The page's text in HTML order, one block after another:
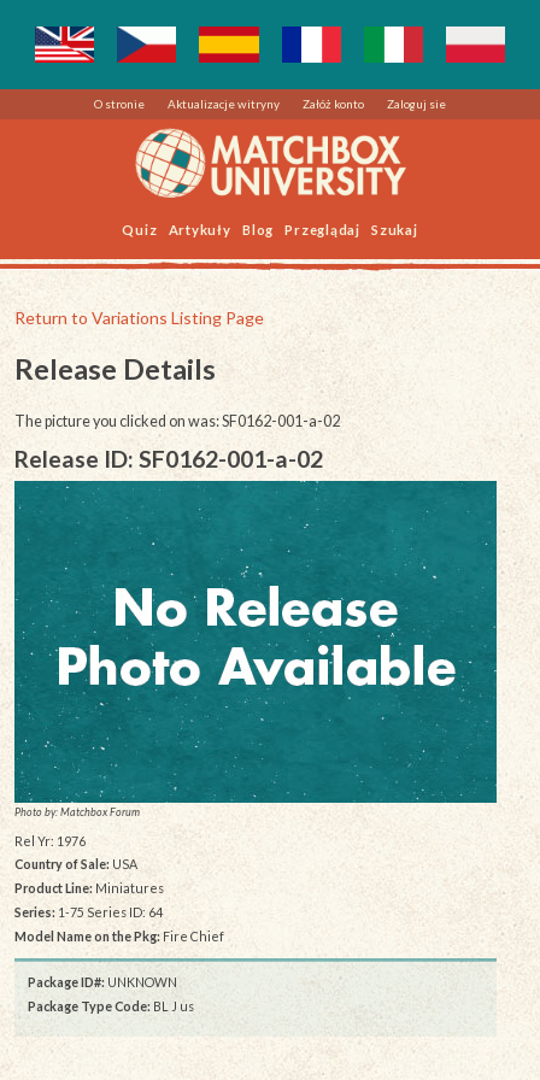
O stronie Aktualizacje witryny Załóż konto Zaloguj sie
Quiz Artykuły Blog Przeglądaj Szukaj
Return to Variations Listing Page
Release Details
The picture you clicked on was: SF0162-001-a-02
Release ID: SF0162-001-a-02
Photo by: Matchbox Forum
Rel Yr: 1976
Country of Sale: USA
Product Line:Miniatures
Series:1-75 Series ID: 64
Model Name on the Pkg:Fire Chief
Package ID#: UNKNOWN
Package Type Code: BL J us